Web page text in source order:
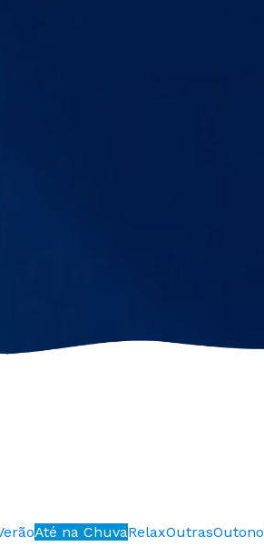
Até na ChuvaRelaxOutrasOutono